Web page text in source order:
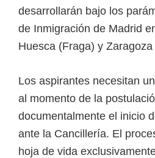
t
a
e
,
desarrollarán bajo los
de Inmigración de Madrid
Huesca (Fraga) y
Los aspirantes necesitan un
al momento de la
documentalmente el inicio
ante la Cancillería. El
hoja de vida